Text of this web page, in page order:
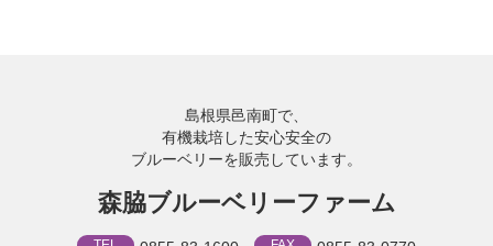
島根県邑南町で、
有機栽培した安心安全の
ブルーベリーを販売しています。
森脇ブルーベリーファーム